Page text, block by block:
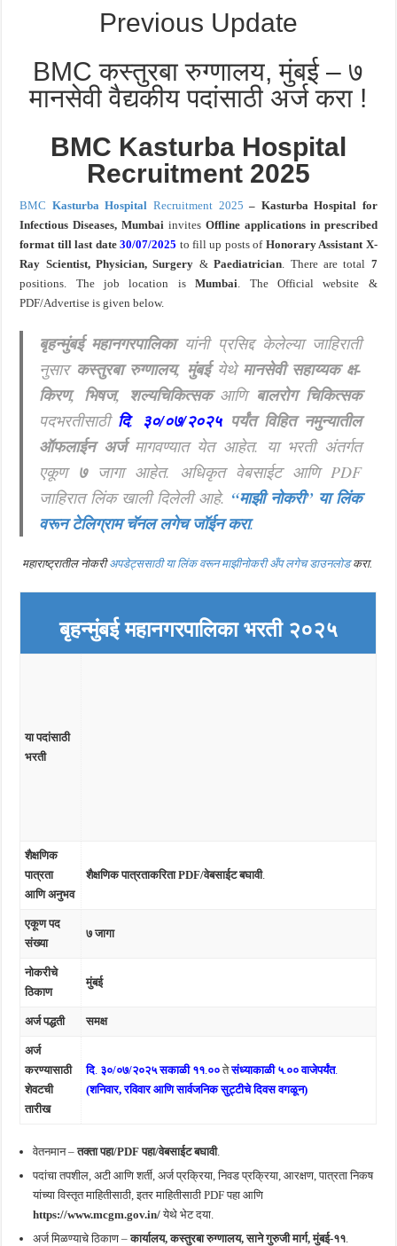
Previous Update
BMC कस्तुरबा रुग्णालय, मुंबई – ७
मानसेवी वैद्यकीय पदांसाठी अर्ज करा !
BMC Kasturba Hospital
Recruitment 2025
BMC Kasturba Hospital Recruitment 2025 – Kasturba Hospital for
Infectious Diseases, Mumbai invites Offline applications in prescribed
format till lastdate30/07/2025 to fill up posts of Honorary Assistant X-
Ray Scientist, Physician, Surgery &Paediatrician. There are total 7
positions. The job location isMumbai. The Official website &
PDF/Advertise is given below.
बृहन्मुंबई महानगरपालिका यांनी प्रसिद्द केलेल्या जाहिराती
नुसार कस्तुरबा रुग्णालय, मुंबई येथेमानसेवी सहाय्यक क्ष-
किरण, भिषज, शल्यचिकित्सक आणिबालरोग चिकित्सक
पदभरतीसाठी दि. ३०/०७/२०२५ पर्यंत विहित नमुन्यातील
ऑफलाईन अर्ज मागवण्यात येत आहेत. या भरती अंतर्गत
एकूण ७ जागा आहेत. अधिकृत वेबसाईट आणि PDF
जाहिरात लिंक खाली दिलेली आहे. “माझी नोकरी” या लिंक
वरून टेलिग्राम चॅनल लगेच जॉईन करा.
महाराष्ट्रातील नोकरीअपडेट्ससाठी या लिंक वरून माझीनोकरी अँप लगेच डाउनलोडकरा.
बृहन्मुंबई महानगरपालिका भरती २०२५
या पदांसाठी
भरती
शैक्षणिक
पात्रता
आणि अनुभव
शैक्षणिक पात्रताकरिता PDF/वेबसाईट बघावी.
एकूण पद
संख्या
७ जागा
नोकरीचे
ठिकाण
मुंबई
अर्ज पद्धती समक्ष
अर्ज
करण्यासाठी
शेवटची
तारीख
दि. ३०/०७/२०२५ सकाळी ११.००ते संध्याकाळी ५.०० वाजेपर्यंत.
(शनिवार, रविवार आणि सार्वजनिक सुट्टीचे दिवस वगळून)
वेतनमान –तक्ता पहा/PDF पहा/वेबसाईट बघावी.
पदांचा तपशील, अटी आणि शर्ती, अर्ज प्रक्रिया, निवड प्रक्रिया, आरक्षण, पात्रता निकष
यांच्या विस्तृत माहितीसाठी, इतर माहितीसाठी PDF पहा आणि
https://www.mcgm.gov.in/येथे भेट दया.
अर्ज मिळण्याचे ठिकाण –कार्यालय, कस्तुरबा रुग्णालय, साने गुरुजी मार्ग, मुंबई-११